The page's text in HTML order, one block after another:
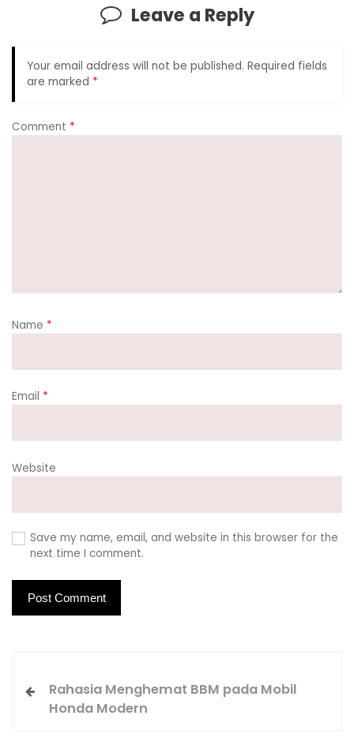
Leave a Reply
Your email address will not be published. Required fields
are marked *
Comment *
Name *
Email *
Website
Save my name, email, and website in this browser for the
next time I comment.
Rahasia Menghemat BBM pada Mobil
Honda Modern